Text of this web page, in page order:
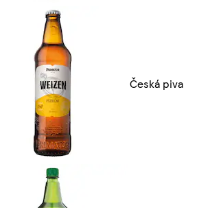
Česká piva